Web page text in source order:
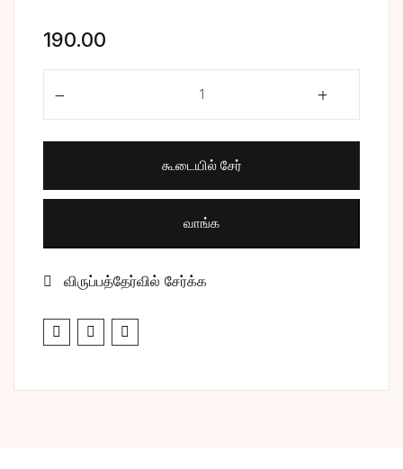
பொது
போட்டித் தேர்வு
190.00
கூடையில் சேர்
வாங்க
விருப்பத்தேர்வில் சேர்க்க